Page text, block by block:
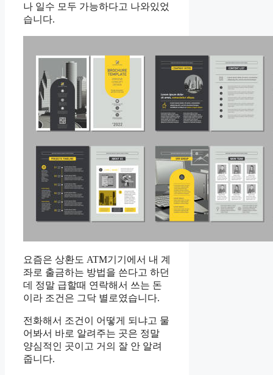
나 일수 모두 가능하다고 나와있었
습니다.
요즘은 상환도 ATM기기에서 내 계
좌로 출금하는 방법을 쓴다고 하던
데 정말 급할때 연락해서 쓰는 돈
이라 조건은 그닥 별로였습니다.
전화해서 조건이 어떻게 되냐고 물
어봐서 바로 알려주는 곳은 정말
양심적인 곳이고 거의 잘 안 알려
줍니다.